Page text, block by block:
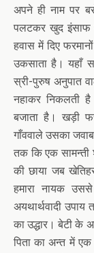
अपने ही नाम पर
पलटकर खुद इंसाफ
हवास में दिए
उकसाता है। यहाँ
स्री-पुरुष अनुपात
नहाकर निकलती
बजाता है। खड़ी
गाँववाले उसका
तक कि एक सामन्ती
की छाया जब
हमारा नायक
अयथार्थवादी
का उद्धार। बेटी के
पिता का अन्त में